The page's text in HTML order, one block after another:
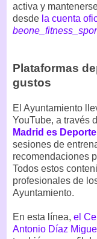
activa y
desde la cuenta
Plataformas
gustos
El Ayuntamiento
YouTube, a través
Madrid es
sesiones de
recomendaciones
Todos estos
profesionales de
Ayuntamiento.
En esta línea, el
Antonio Díaz